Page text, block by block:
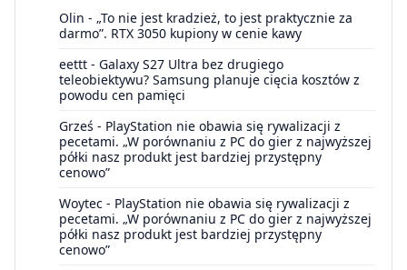
Olin - „To nie jest kradzież, to jest praktycznie za
darmo”. RTX 3050 kupiony w cenie kawy
eettt - Galaxy S27 Ultra bez drugiego
teleobiektywu? Samsung planuje cięcia kosztów z
powodu cen pamięci
Grześ - PlayStation nie obawia się rywalizacji z
pecetami. „W porównaniu z PC do gier z najwyższej
półki nasz produkt jest bardziej przystępny
cenowo”
Woytec - PlayStation nie obawia się rywalizacji z
pecetami. „W porównaniu z PC do gier z najwyższej
półki nasz produkt jest bardziej przystępny
cenowo”